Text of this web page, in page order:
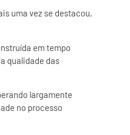
uma vez se destacou,
em tempo
qualidade das
largamente
no processo